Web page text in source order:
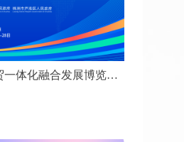
一体化融合发展博览会